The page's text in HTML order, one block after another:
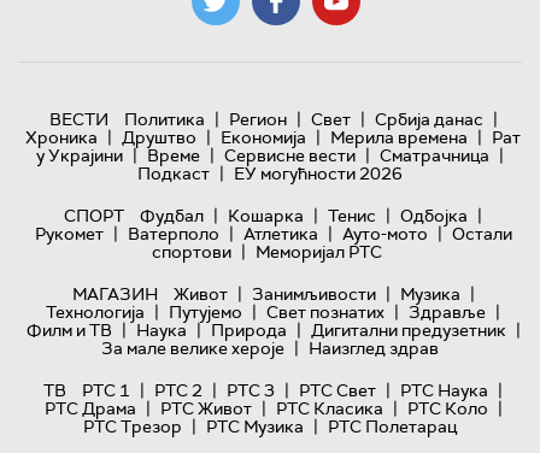
ВЕСТИ Политика | Регион | Свет | Србија данас |
Хроника | Друштво | Економија | Мерила времена | Рат
у Украјини | Време | Сервисне вести | Сматрачница |
Подкаст | ЕУ могућности 2026
СПОРТ
Фудбал | Кошарка | Тенис | Одбојка |
Рукомет | Ватерполо | Атлетика | Ауто-мото | Остали
спортови | Меморијал РТС
МАГАЗИН
Живот | Занимљивости | Музика |
Технологијa | Путујемо | Свет познатих | Здравље |
Филм и ТВ | Наука | Природа | Дигитални предузетник |
За мале велике хероје | Наизглед здрав
ТВ
РТС 1 | РТС 2 | РТС 3 | РТС Свет | РТС Наука |
РТС Драма | РТС Живот | РТС Класика | РТС Коло |
РТС Трезор | РТС Музика | РТС Полетарац